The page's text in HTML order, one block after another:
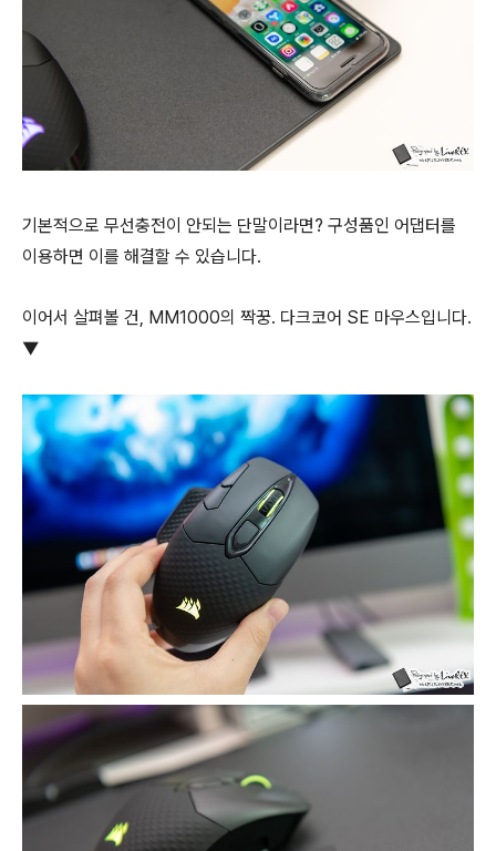
기본적으로 무선충전이 안되는 단말이라면? 구성품인 어댑터를
이용하면 이를 해결할 수 있습니다.
이어서 살펴볼 건, MM1000의 짝꿍. 다크코어 SE 마우스입니다.
▼